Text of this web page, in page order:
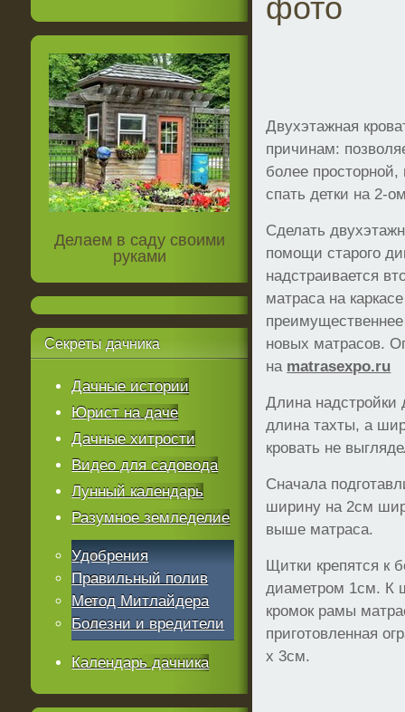
фото
Двухэтажная
причинам:
более просторной,
спать детки на 2-
Сделать
помощи старого
надстраивается
матраса на
преимущественнее
новых матрасов.
на matrasexpo.ru
Длина надстройки
длина тахты, а
кровать не
Сначала
ширину на 2см
выше матраса.
Щитки крепятся к
диаметром 1см. К
кромок рамы
приготовленная
х 3см.
Делаем в саду своими
руками
Секреты дачника
Дачные истории
Юрист на даче
Дачные хитрости
Видео для садовода
Лунный календарь
Разумное земледелие
Удобрения
Правильный полив
Метод Митлайдера
Болезни и вредители
Календарь дачника